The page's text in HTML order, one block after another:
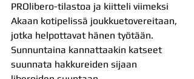
PROlibero-tilastoa ja kiitteli viimeksi
Akaan kotipelissä joukkuetovereitaan,
jotka helpottavat hänen työtään.
Sunnuntaina kannattaakin katseet
suunnata hakkureiden sijaan